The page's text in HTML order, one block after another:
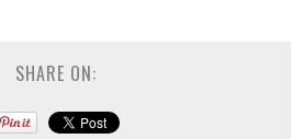
SHARE ON: